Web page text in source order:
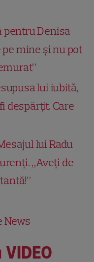
pentru Denisa
pe mine și nu pot
lui iubită,
despărțit. Care
lui Radu
„Aveţi de
News